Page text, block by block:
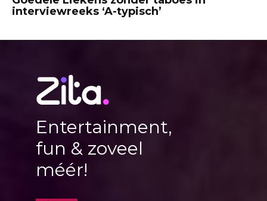
interviewreeks ‘A-typisch’
Entertainment,
fun & zoveel
méér!